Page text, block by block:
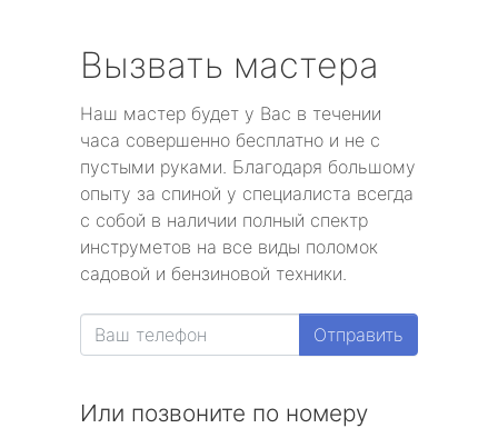
Вызвать мастера
Наш мастер будет у Вас в течении
часа совершенно бесплатно и не с
пустыми руками. Благодаря большому
опыту за спиной у специалиста всегда
с собой в наличии полный спектр
инструметов на все виды поломок
садовой и бензиновой техники.
Отправить
Или позвоните по номеру